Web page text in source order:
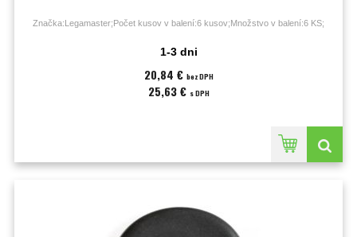
Značka:Legamaster;Počet kusov v balení:6 kusov;Množstvo v balení:6 KS;
1-3 dni
20,84 € bez DPH
25,63 € s DPH